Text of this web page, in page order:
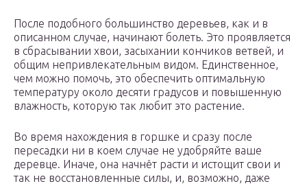
После подобного большинство деревьев, как и в
описанном случае, начинают болеть. Это проявляется
в сбрасывании хвои, засыхании кончиков ветвей, и
общим непривлекательным видом. Единственное,
чем можно помочь, это обеспечить оптимальную
температуру около десяти градусов и повышенную
влажность, которую так любит это растение.
Во время нахождения в горшке и сразу после
пересадки ни в коем случае не удобряйте ваше
деревце. Иначе, она начнёт расти и истощит свои и
так не восстановленные силы, и, возможно, даже